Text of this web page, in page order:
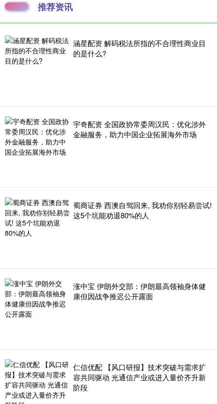
推荐资讯
涵星配资 解码税法所指的不合理性商业目
的是什么?
宇奇配资 全国政协常委周汉民：优化涉外
金融服务，助力中国企业拓展海外市场
蜀商证券 西澳自驾回来, 我劝你别轻易尝试!
这5个坑能劝退80%的人
涨中宝 伊朗外交部：伊朗最高领袖身体健
康但因战争推迟公开露面
仁信优配 【风口研报】技术突破与需求扩
容共同驱动 光通信产业或进入量价齐升新
阶段